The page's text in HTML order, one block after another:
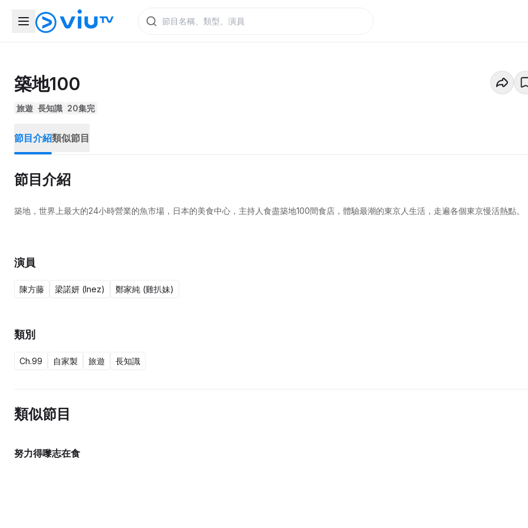
築地100
旅遊 長知識 20集完
節目介紹類似節目
節目介紹
築地，世界上最大的24小時營業的魚市場，日本的美食中心，主持人食盡築地100間食店，體驗最潮的東京人生活，走遍各個東京慢活熱點。
演員
陳方藤 梁諾妍 (Inez) 鄭家純 (雞扒妹)
類別
Ch.99 自家製 旅遊 長知識
類似節目
努力得嚟志在食